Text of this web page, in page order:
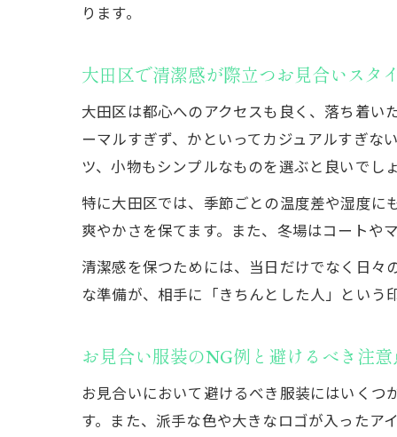
ります。
大田区で清潔感が際立つお見合いスタ
大田区は都心へのアクセスも良く、落ち着い
ーマルすぎず、かといってカジュアルすぎな
ツ、小物もシンプルなものを選ぶと良いでし
特に大田区では、季節ごとの温度差や湿度に
爽やかさを保てます。また、冬場はコートや
清潔感を保つためには、当日だけでなく日々
な準備が、相手に「きちんとした人」という
お見合い服装のNG例と避けるべき注意
お見合いにおいて避けるべき服装にはいくつ
す。また、派手な色や大きなロゴが入ったア